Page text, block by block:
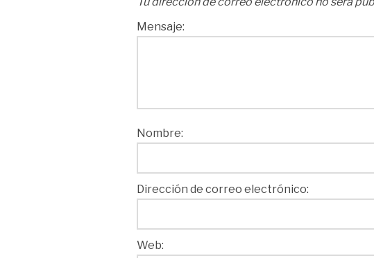
Mensaje:
Nombre:
Dirección de correo electrónico:
Web: